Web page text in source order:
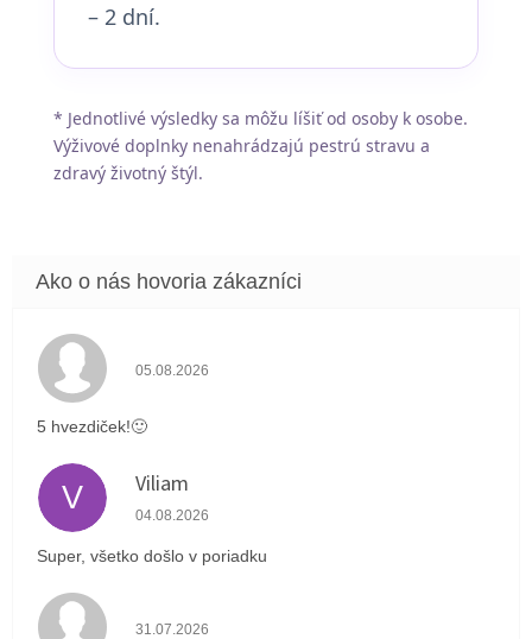
– 2 dní.
* Jednotlivé výsledky sa môžu líšiť od osoby k osobe.
Výživové doplnky nenahrádzajú pestrú stravu a
zdravý životný štýl.
Hodnotenie obchodu je 5 z 5 hviezdičiek.
05.08.2026
5 hvezdiček!🙂
V Viliam
Hodnotenie obchodu je 5 z 5 hviezdičiek.
04.08.2026
Super, všetko došlo v poriadku
Hodnotenie obchodu je 4 z 5 hviezdičiek.
31.07.2026